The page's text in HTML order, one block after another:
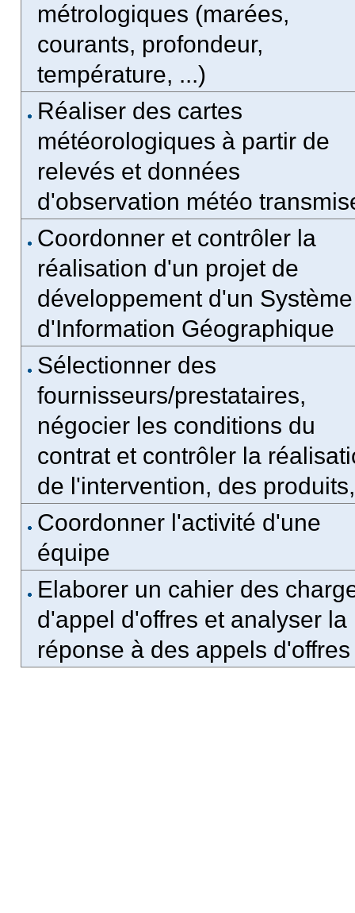
métrologiques (marées,
courants, profondeur,
température, ...)
Réaliser des cartes
météorologiques à partir de
relevés et données
d'observation météo
Coordonner et contrôler la
réalisation d'un projet de
développement d'un Système
d'Information Géographique
Sélectionner des
fournisseurs/prestataires,
négocier les conditions du
contrat et contrôler la
de l'intervention, des
Coordonner l'activité d'une
équipe
Elaborer un cahier des
d'appel d'offres et analyser la
réponse à des appels d'offres